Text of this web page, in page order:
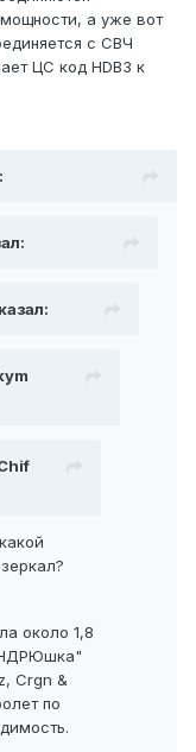
а уже вот
с СВЧ
ЦС код HDB3 к
около 1,8
Crgn &
по